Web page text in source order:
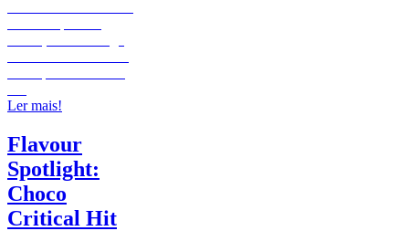
Ler mais!
Flavour
Spotlight:
Choco
Critical Hit